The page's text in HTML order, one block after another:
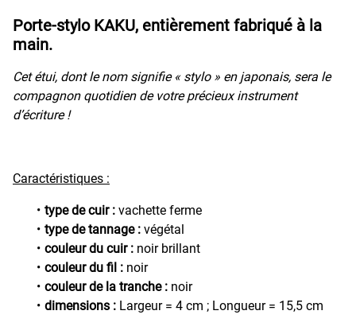
Porte-stylo KAKU, entièrement fabriqué à la
main.
Cet étui, dont le nom signifie « stylo » en japonais, sera le
compagnon quotidien de votre précieux instrument
d’écriture !
Caractéristiques :
type de cuir : vachette ferme
type de tannage : végétal
couleur du cuir : noir brillant
couleur du fil : noir
couleur de la tranche : noir
dimensions : Largeur = 4 cm ; Longueur = 15,5 cm